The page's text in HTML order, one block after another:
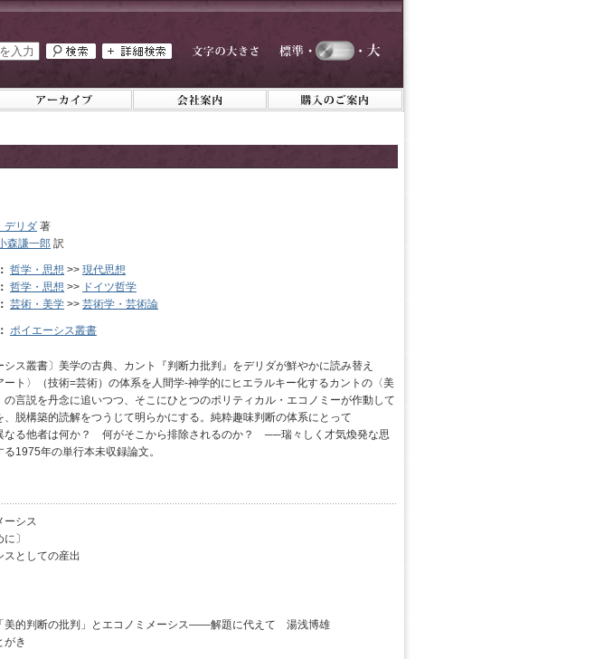
デリダ 著
森謙一郎 訳
哲学・思想 >> 現代思想
哲学・思想 >> ドイツ哲学
芸術・美学 >> 芸術学・芸術論
ポイエーシス叢書
シス叢書〕美学の古典、カント『判断力批判』をデリダが鮮やかに読み替え
ト〉（技術=芸術）の体系を人間学-神学的にヒエラルキー化するカントの〈美
の言説を丹念に追いつつ、そこにひとつのポリティカル・エコノミーが作動して
、脱構築的読解をつうじて明らかにする。純粋趣味判断の体系にとって
なる他者は何か？ 何がそこから排除されるのか？ ──瑞々しく才気煥発な思
る1975年の単行本未収録論文。
ーシス
〕
としての産出
的判断の批判」とエコノミメーシス――解題に代えて 湯浅博雄
き